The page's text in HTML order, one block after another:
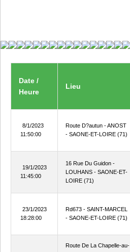
Date /
Heure
Lieu
8/1/2023
11:50:00
Route D?autun - ANOST
- SAONE-ET-LOIRE (71)
19/1/2023
11:45:00
16 Rue Du Guidon -
LOUHANS - SAONE-ET-
LOIRE (71)
23/1/2023
18:28:00
Rd673 - SAINT-MARCEL
- SAONE-ET-LOIRE (71)
Route De La Chapelle-au-